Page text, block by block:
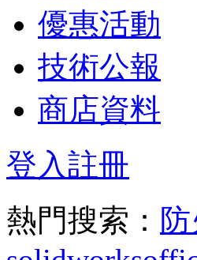
優惠活動
技術公報
商店資料
登入註冊
熱門搜索：